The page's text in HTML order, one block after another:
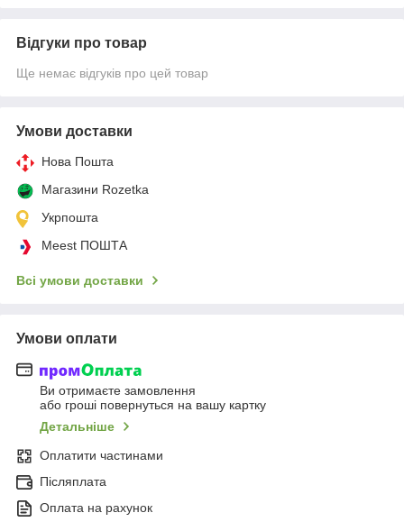
Відгуки про товар
Ще немає відгуків про цей товар
Умови доставки
Нова Пошта
Магазини Rozetka
Укрпошта
Meest ПОШТА
Всі умови доставки
Умови оплати
Ви отримаєте замовлення
або гроші повернуться на вашу картку
Детальніше
Оплатити частинами
Післяплата
Оплата на рахунок